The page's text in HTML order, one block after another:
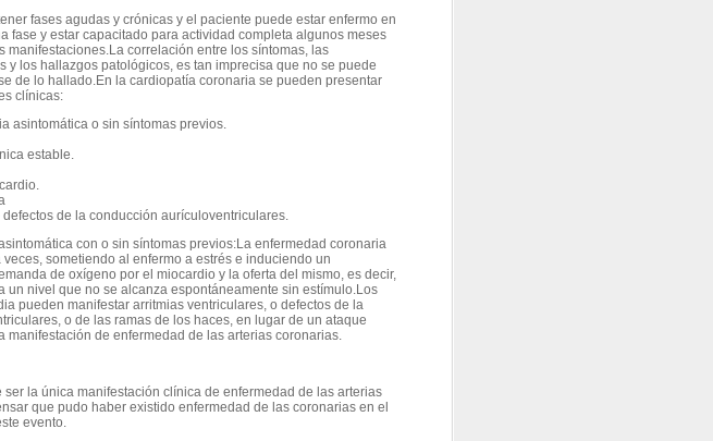
fases agudas y crónicas y el paciente puede estar enfermo en
fase y estar capacitado para actividad completa algunos meses
manifestaciones.La correlación entre los síntomas, las
y los hallazgos patológicos, es tan imprecisa que no se puede
de lo hallado.En la cardiopatía coronaria se pueden presentar
clínicas:
asintomática o sin síntomas previos.
estable.
de la conducción aurículoventriculares.
con o sin síntomas previos:La enfermedad coronaria
sometiendo al enfermo a estrés e induciendo un
de oxígeno por el miocardio y la oferta del mismo, es decir,
un nivel que no se alcanza espontáneamente sin estímulo.Los
pueden manifestar arritmias ventriculares, o defectos de la
o de las ramas de los haces, en lugar de un ataque
manifestación de enfermedad de las arterias coronarias.
ser la única manifestación clínica de enfermedad de las arterias
que pudo haber existido enfermedad de las coronarias en el
evento.